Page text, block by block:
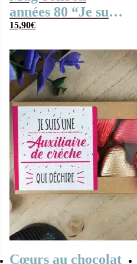
années 80 “Je suis
une auxiliaire de
déchire”
15,90€
Cœurs au chocolat